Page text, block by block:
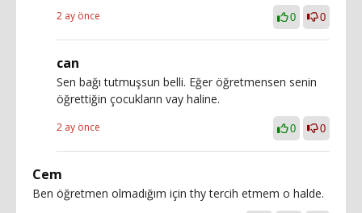
2 ay önce 0 0
can
Sen bağı tutmuşsun belli. Eğer öğretmensen senin
öğrettiğin çocukların vay haline.
2 ay önce 0 0
Cem
Ben öğretmen olmadığım için thy tercih etmem o halde.